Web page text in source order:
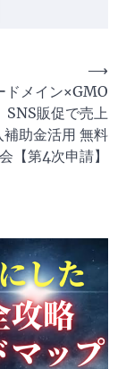
ドメイン×GMO
SNS販促で売上
助金活用 無料
【第4次申請】
⟶